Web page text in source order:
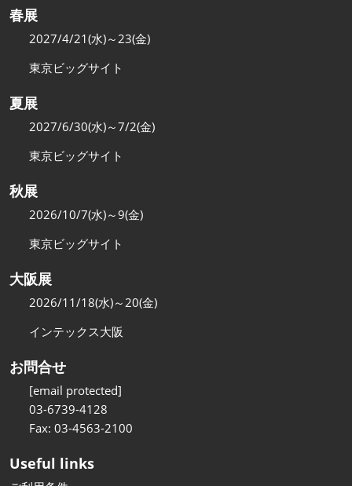
春展
2027/4/21(水)～23(金)
東京ビッグサイト
夏展
2027/6/30(水)～7/2(金)
東京ビッグサイト
秋展
2026/10/7(水)～9(金)
東京ビッグサイト
大阪展
2026/11/18(水)～20(金)
インテックス大阪
お問合せ
[email protected]
03-6739-4128
Fax: 03-4563-2100
Useful links